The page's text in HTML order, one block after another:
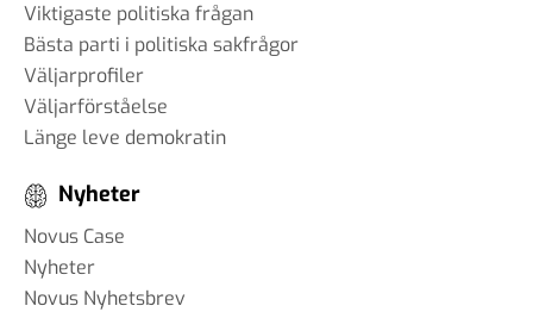
Viktigaste politiska frågan
Bästa parti i politiska sakfrågor
Väljarprofiler
Väljarförståelse
Länge leve demokratin
Nyheter
Novus Case
Nyheter
Novus Nyhetsbrev